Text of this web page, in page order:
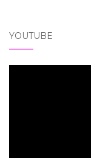
YOUTUBE